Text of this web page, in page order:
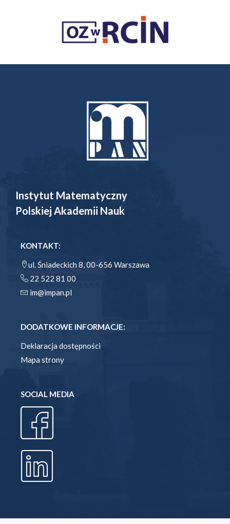
Instytut Matematyczny
Polskiej Akademii Nauk
KONTAKT:
ul. Śniadeckich 8, 00-656 Warszawa
22 522 81 00
im@impan.pl
DODATKOWE INFORMACJE:
Deklaracja dostępności
Mapa strony
SOCIAL MEDIA